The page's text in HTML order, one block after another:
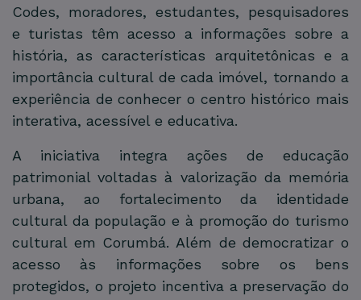
Codes, moradores, estudantes, pesquisadores
e turistas têm acesso a informações sobre a
história, as características arquitetônicas e a
importância cultural de cada imóvel, tornando a
experiência de conhecer o centro histórico mais
interativa, acessível e educativa.
A iniciativa integra ações de educação
patrimonial voltadas à valorização da memória
urbana, ao fortalecimento da identidade
cultural da população e à promoção do turismo
cultural em Corumbá. Além de democratizar o
acesso às informações sobre os bens
protegidos, o projeto incentiva a preservação do